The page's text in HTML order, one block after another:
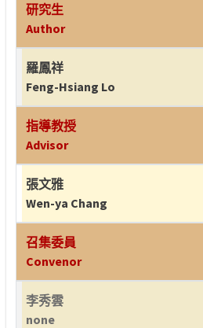
研究生
Author
羅鳳祥
Feng-Hsiang Lo
指導教授
Advisor
張文雅
Wen-ya Chang
召集委員
Convenor
李秀雲
none